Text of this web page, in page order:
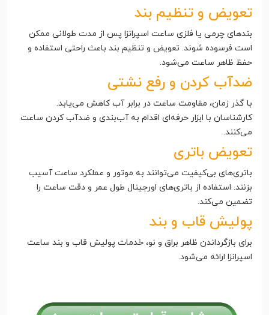
تعویض و تنظیم بند
بندهای چرمی یا فلزی ساعت اسپرانزا پس از مدت طولانی ممکن
است فرسوده شوند. تعویض و تنظیم بند باعث راحتی استفاده و
حفظ ظاهر ساعت می‌شود.
ضدآب کردن و رفع نشتی
با گذر زمان، مقاومت ساعت در برابر آب کاهش می‌یابد.
کارشناسان با ابزار حرفه‌ای اقدام به آب‌بندی و ضدآب کردن ساعت
می‌کنند.
تعویض باتری
باتری‌های بی‌کیفیت می‌توانند به موتور و عملکرد ساعت آسیب
بزنند. استفاده از باتری‌های اورجینال طول عمر و دقت ساعت را
تضمین می‌کند.
پولیش قاب و بند
برای بازگرداندن ظاهر براق و نو، خدمات پولیش قاب و بند ساعت
اسپرانزا ارائه می‌شود.